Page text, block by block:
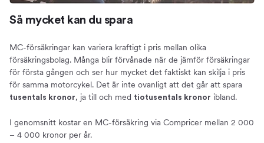
Så mycket kan du spara
MC-försäkringar kan variera kraftigt i pris mellan olika
försäkringsbolag. Många blir förvånade när de jämför försäkringar
för första gången och ser hur mycket det faktiskt kan skilja i pris
för samma motorcykel. Det är inte ovanligt att det går att spara
tusentals kronor, ja till och med tiotusentals kronor ibland.
I genomsnitt kostar en MC-försäkring via Compricer mellan 2 000
– 4 000 kronor per år.